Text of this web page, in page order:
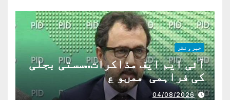
خبر و نظر
آئی ایم ایف مذاکرات..سستی بجلی
کی فراہمی ممںو ع
04/08/2026